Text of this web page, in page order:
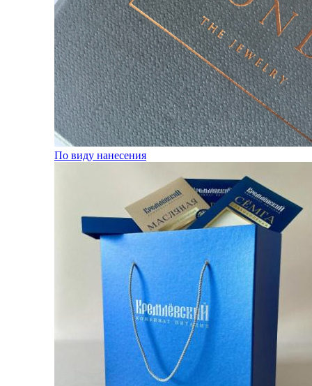
По виду нанесения